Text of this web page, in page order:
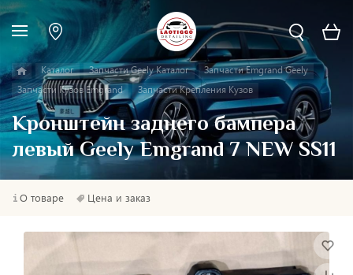
Каталог Запчасти Geely Каталог
Запчасти Emgrand Geely
Запчасти Кузов Emgrand
Запчасти Крепления Кузов
Кронштейн заднего бампера
левый Geely Emgrand 7 NEW SS11
О товаре Цена и заказ